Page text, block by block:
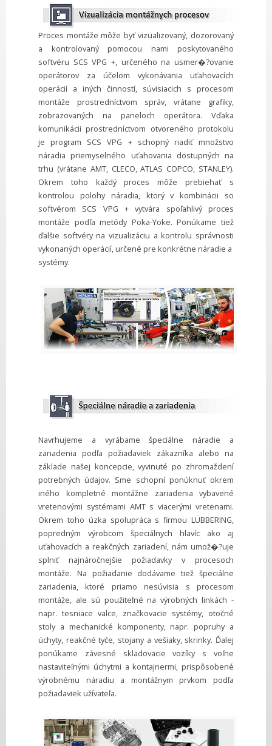
Proces montáže môže byť vizualizovaný, dozorovaný
a kontrolovaný pomocou nami poskytovaného
softvéru SCS VPG +, určeného na usmer�?ovanie
operátorov za účelom vykonávania uťahovacích
operácií a iných činností, súvisiacich s procesom
montáže prostredníctvom správ, vrátane grafiky,
zobrazovaných na paneloch operátora. Vďaka
komunikácii prostredníctvom otvoreného protokolu
je program SCS VPG + schopný riadiť množstvo
náradia priemyselného uťahovania dostupných na
trhu (vrátane AMT, CLECO, ATLAS COPCO, STANLEY).
Okrem toho každý proces môže prebiehať s
kontrolou polohy náradia, ktorý v kombinácii so
softvérom SCS VPG + vytvára spoľahlivý proces
montáže podľa metódy Poka-Yoke. Ponúkame tiež
ďalšie softvéry na vizualizáciu a kontrolu správnosti
vykonaných operácií, určené pre konkrétne náradie a ​​
systémy.
Navrhujeme a vyrábame špeciálne náradie a
zariadenia podľa požiadaviek zákazníka alebo na
základe našej koncepcie, vyvinuté po zhromaždení
potrebných údajov. Sme schopní ponúknuť okrem
iného kompletné montážne zariadenia vybavené
vretenovými systémami AMT s viacerými vretenami.
Okrem toho úzka spolupráca s firmou LÜBBERING,
popredným výrobcom špeciálnych hlavíc ako aj
uťahovacích a reakčných zariadení, nám umož�?uje
splniť najnáročnejšie požiadavky v procesoch
montáže. Na požiadanie dodávame tiež špeciálne
zariadenia, ktoré priamo nesúvisia s procesom
montáže, ale sú použiteľné na výrobných linkách -
napr. tesniace valce, značkovacie systémy, otočné
stoly a mechanické komponenty, napr. popruhy a
úchyty, reakčné tyče, stojany a vešiaky, skrinky. Ďalej
ponúkame závesné skladovacie vozíky s voľne
nastaviteľnými úchytmi a kontajnermi, prispôsobené
výrobnému náradiu a montážnym prvkom podľa
požiadaviek užívateľa.